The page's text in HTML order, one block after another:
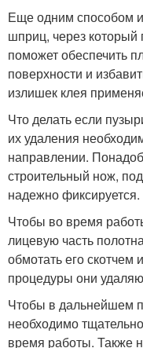
Еще одним способом
шприц, через который
поможет обеспечить
поверхности и
излишек клея
Что делать если
их удаления
направлении.
строительный нож,
надежно фиксируется.
Чтобы во время
лицевую часть
обмотать его
процедуры они
Чтобы в дальнейшем
необходимо
время работы. Также